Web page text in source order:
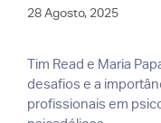
28 Agosto, 2025
Tim Read e Maria
desafios e a
profissionais em